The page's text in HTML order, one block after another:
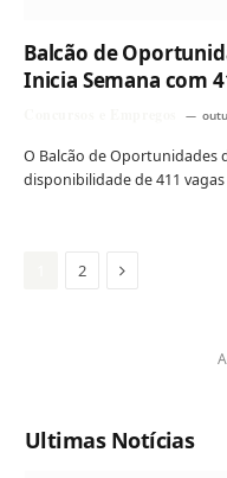
Balcão de
Inicia Semana com
O Balcão de Oportunidades
disponibilidade de 411
2 Next
Ultimas Notícias